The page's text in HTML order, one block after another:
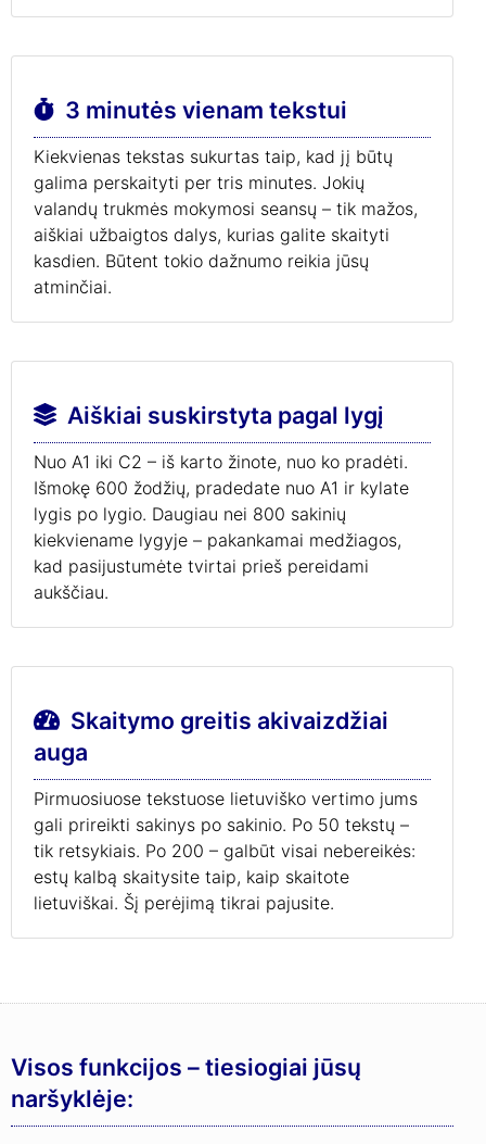
3 minutės vienam tekstui
Kiekvienas tekstas sukurtas taip, kad jį būtų
galima perskaityti per tris minutes. Jokių
valandų trukmės mokymosi seansų – tik mažos,
aiškiai užbaigtos dalys, kurias galite skaityti
kasdien. Būtent tokio dažnumo reikia jūsų
atminčiai.
Aiškiai suskirstyta pagal lygį
Nuo A1 iki C2 – iš karto žinote, nuo ko pradėti.
Išmokę 600 žodžių, pradedate nuo A1 ir kylate
lygis po lygio. Daugiau nei 800 sakinių
kiekviename lygyje – pakankamai medžiagos,
kad pasijustumėte tvirtai prieš pereidami
aukščiau.
Skaitymo greitis akivaizdžiai
auga
Pirmuosiuose tekstuose lietuviško vertimo jums
gali prireikti sakinys po sakinio. Po 50 tekstų –
tik retsykiais. Po 200 – galbūt visai nebereikės:
estų kalbą skaitysite taip, kaip skaitote
lietuviškai. Šį perėjimą tikrai pajusite.
Visos funkcijos – tiesiogiai jūsų
naršyklėje: